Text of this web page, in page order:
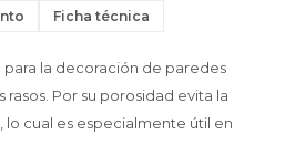
la decoración de paredes
Por su porosidad evita la
cual es especialmente útil en
Ficha técnica